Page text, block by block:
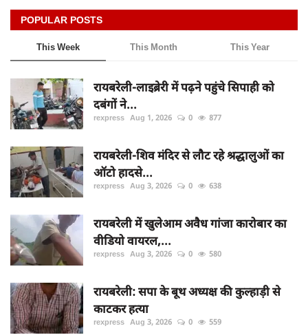
POPULAR POSTS
This Week This Month This Year
रायबरेली-लाइब्रेरी में पढ़ने पहुंचे सिपाही को
दबंगों ने...
rexpress Aug 1, 2026 0 877
रायबरेली-शिव मंदिर से लौट रहे श्रद्धालुओं का
ऑटो हादसे...
rexpress Aug 3, 2026 0 638
रायबरेली में खुलेआम अवैध गांजा कारोबार का
वीडियो वायरल,...
rexpress Aug 3, 2026 0 580
रायबरेली: सपा के बूथ अध्यक्ष की कुल्हाड़ी से
काटकर हत्या
rexpress Aug 3, 2026 0 559